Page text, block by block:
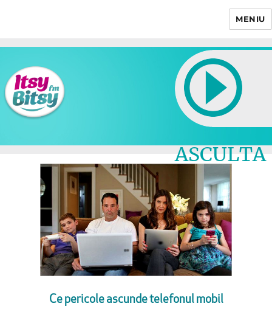
MENIU
ASCULTA
LIVE
Ce pericole ascunde telefonul mobil